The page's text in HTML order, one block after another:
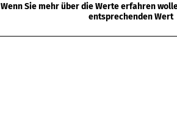
Wenn Sie mehr über die Werte erfahren
entsprechenden Wert